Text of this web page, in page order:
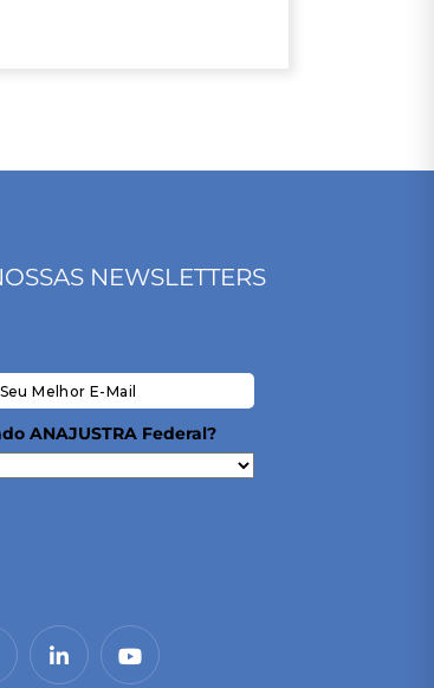
NEWSLETTERS
ANAJUSTRA Federal?